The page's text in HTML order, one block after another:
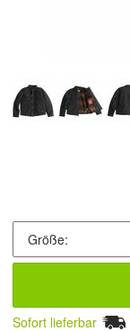
Sofort lieferbar